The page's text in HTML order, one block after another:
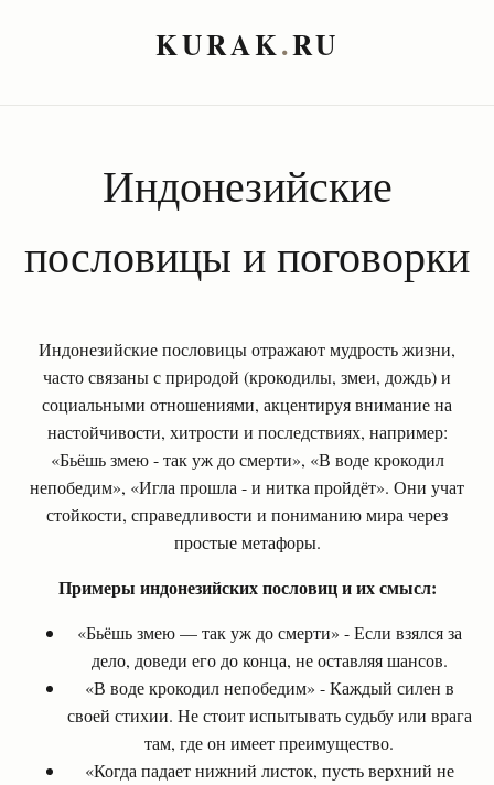
KURAK.RU
Индонезийские
пословицы и поговорки
Индонезийские пословицы отражают мудрость жизни,
часто связаны с природой (крокодилы, змеи, дождь) и
социальными отношениями, акцентируя внимание на
настойчивости, хитрости и последствиях, например:
«Бьёшь змею - так уж до смерти», «В воде крокодил
непобедим», «Игла прошла - и нитка пройдёт». Они учат
стойкости, справедливости и пониманию мира через
простые метафоры.
Примеры индонезийских пословиц и их смысл:
«Бьёшь змею — так уж до смерти» - Если взялся за
дело, доведи его до конца, не оставляя шансов.
«В воде крокодил непобедим» - Каждый силен в
своей стихии. Не стоит испытывать судьбу или врага
там, где он имеет преимущество.
«Когда падает нижний листок, пусть верхний не